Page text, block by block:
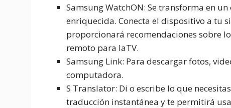
Samsung WatchON: Se transforma en
enriquecida. Conecta el dispositivo a tu
proporcionará recomendaciones sobre
remoto para laTV.
Samsung Link: Para descargar fotos,
computadora.
S Translator: Di o escribe lo que
traducción instantánea y te permitirá